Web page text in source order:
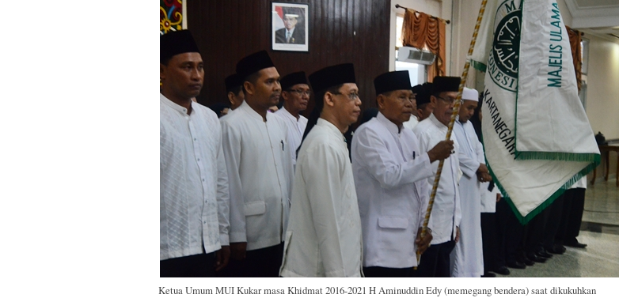
Ketua Umum MUI Kukar masa Khidmat 2016-2021 H Aminuddin Edy (memegang bendera) saat dikukuhkan